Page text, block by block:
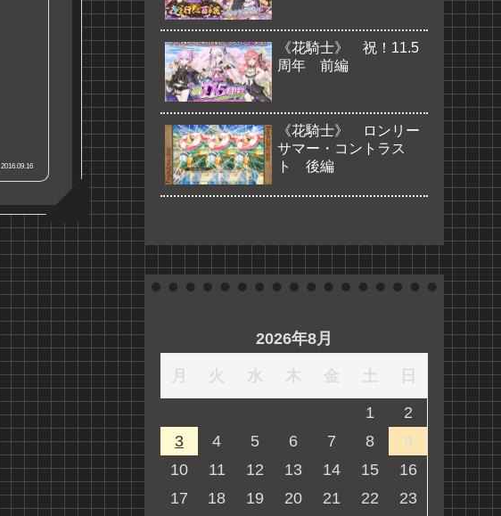
2016.09.16
《花騎士》 祝！11.5
周年 前編
《花騎士》 ロンリー
サマー・コントラス
ト 後編
2026年8月
月 火 水 木 金 土 日
1
2
3
4 5 6 7 8
9
10
11 12 13 14 15
16
17
18 19 20 21 22
23